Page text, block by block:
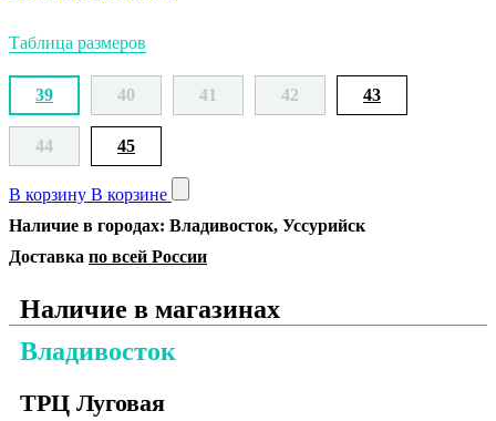
Таблица размеров
39 40 41 42 43
44 45
В корзину В корзине
Наличие в городах: Владивосток, Уссурийск
Доставка по всей России
Наличие в магазинах
Владивосток
ТРЦ Луговая